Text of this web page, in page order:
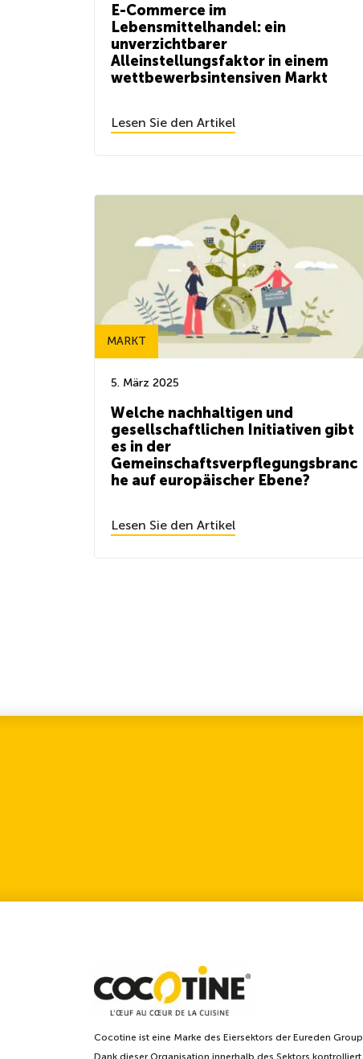
E-Commerce im
Lebensmittelhandel: ein
unverzichtbarer
Alleinstellungsfaktor in einem
wettbewerbsintensiven Markt
Lesen Sie den Artikel
MARKT
5. März 2025
Welche nachhaltigen und
gesellschaftlichen Initiativen gibt
es in der
Gemeinschaftsverpflegungsbranc
he auf europäischer Ebene?
Lesen Sie den Artikel
Cocotine ist eine Marke des Eiersektors der Eureden Group.
Dank dieser Organisation innerhalb des Sektors kontrolliert